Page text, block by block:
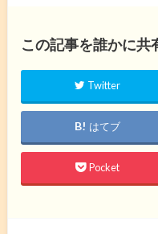
この記事を誰かに共
Twitter
はてブ
Pocket